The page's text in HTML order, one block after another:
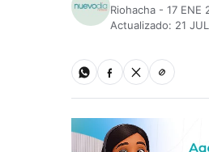
Riohacha - 17 ENE
Actualizado: 21